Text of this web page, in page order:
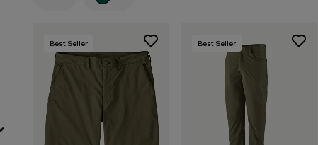
Product Family
Filtrar por
Best Seller Best Seller